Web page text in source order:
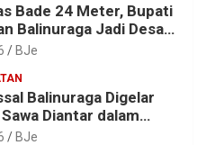
Bade 24 Meter, Bupati
Balinuraga Jadi Desa
2027
BJe
Balinuraga Digelar
Diantar dalam
Gerakkan Ekonomi
BJe